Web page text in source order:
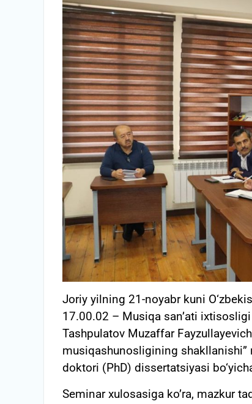
Joriy yilning 21-noyabr kuni
17.00.02 – Musiqa san’ati ixtisosligi
Tashpulatov Muzaffar
musiqashunosligining shakllanishi”
doktori (PhD) dissertatsiyasi
Seminar xulosasiga ko’ra, mazkur